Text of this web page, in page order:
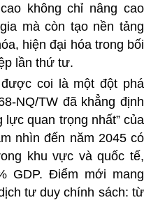
không chỉ nâng cao
mà còn tạo nền tảng
hiện đại hóa trong bối
lần thứ tư.
coi là một đột phá
NQ/TW đã khẳng định
lực quan trọng nhất” của
nhìn đến năm 2045 có
khu vực và quốc tế,
GDP. Điểm mới mang
tư duy chính sách: từ